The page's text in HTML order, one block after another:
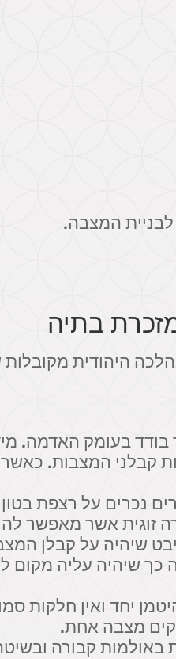
המצבה.
בתיה
היהודית מקובלות
בודד בעומק האדמה.
קבלני המצבות.
נכרים על רצפת
זוגית אשר מאפשר
שיהיה על קבלן
שיהיה עליה מקום
יחד ואין חלקות
מצבה אחת.
קבורה